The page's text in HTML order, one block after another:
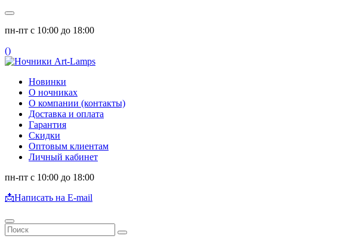
пн-пт с 10:00 до 18:00
()
Новинки
О ночниках
О компании (контакты)
Доставка и оплата
Гарантия
Скидки
Оптовым клиентам
Личный кабинет
пн-пт с 10:00 до 18:00
📩Написать на E-mail